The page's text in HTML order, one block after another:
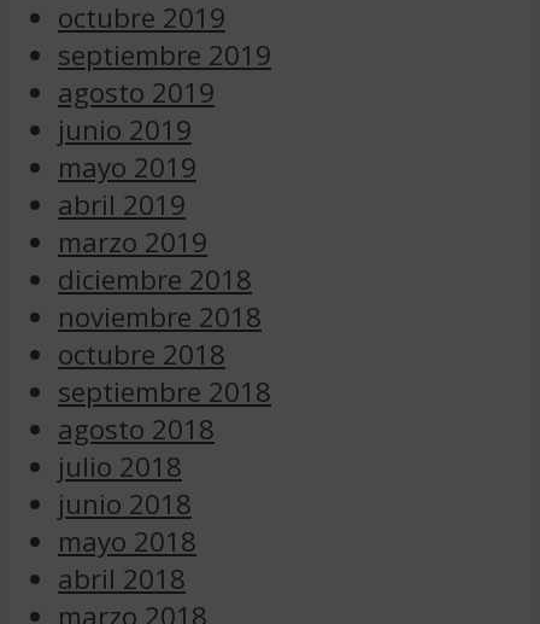
octubre 2019
septiembre 2019
agosto 2019
junio 2019
mayo 2019
abril 2019
marzo 2019
diciembre 2018
noviembre 2018
octubre 2018
septiembre 2018
agosto 2018
julio 2018
junio 2018
mayo 2018
abril 2018
marzo 2018